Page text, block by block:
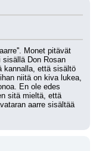
Monet pitävät
Don Rosan
kannalla, että sisältö
niitä on kiva lukea,
En ole edes
sitä mieltä, että
aarre sisältää